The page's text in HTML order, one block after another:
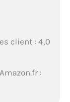
client : 4,0
: